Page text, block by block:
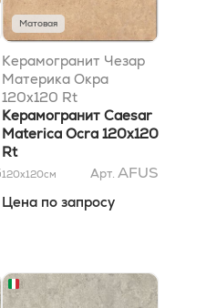
Матовая
Керамогранит Чезар
Материка Окра
120x120 Rt
Керамогранит Caesar
Materica Ocra 120x120
Rt
120x120см Арт. AFUS
Цена по запросу